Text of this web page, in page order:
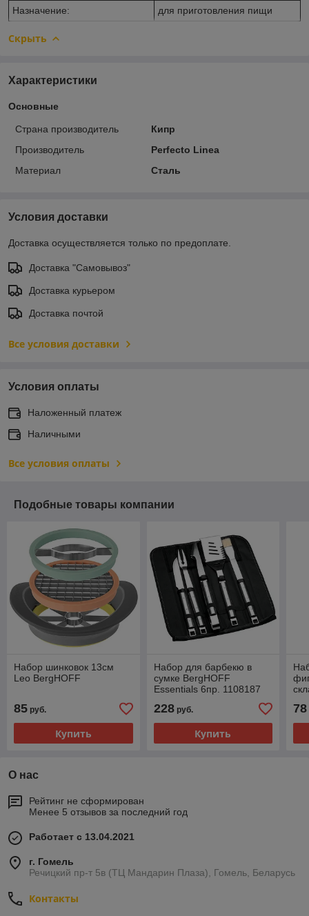
Назначение:
для приготовления пищи
Скрыть
Характеристики
Основные
Страна производитель
Кипр
Производитель
Perfecto Linea
Материал
Сталь
Условия доставки
Доставка осуществляется только по предоплате.
Доставка "Самовывоз"
Доставка курьером
Доставка почтой
Все условия доставки
Условия оплаты
Наложенный платеж
Наличными
Все условия оплаты
Подобные товары компании
Набор шинковок 13см
Leo BergHOFF
85 руб.
Купить
Набор для барбекю в
сумке BergHOFF
Essentials 6пр. 1108187
228руб.
Купить
78
О нас
Рейтинг не сформирован
Менее 5 отзывов за последний год
Работает с 13.04.2021
г. Гомель
Речицкий пр-т 5в (ТЦ Мандарин Плаза), Гомель, Беларусь
Контакты